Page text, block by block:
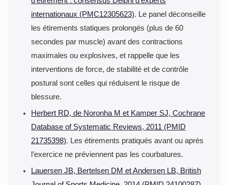
internationaux (PMC12305623). Le panel déconseille
les étirements statiques prolongés (plus de 60
secondes par muscle) avant des contractions
maximales ou explosives, et rappelle que les
interventions de force, de stabilité et de contrôle
postural sont celles qui réduisent le risque de
blessure.
Herbert RD, de Noronha M et Kamper SJ, Cochrane
Database of Systematic Reviews, 2011 (PMID
21735398). Les étirements pratiqués avant ou après
l’exercice ne préviennent pas les courbatures.
Lauersen JB, Bertelsen DM et Andersen LB, British